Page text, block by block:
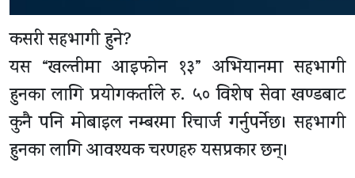
कसरी सहभागी हुने?
यस “खल्तीमा आइफोन १३” अभियानमा सहभागी
हुनका लागि प्रयोगकर्ताले रु. ५० विशेष सेवा खण्डबाट
कुनै पनि मोबाइल नम्बरमा रिचार्ज गर्नुपर्नेछ। सहभागी
हुनका लागि आवश्यक चरणहरु यसप्रकार छन्।